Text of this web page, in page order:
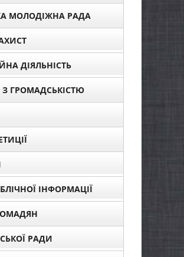
МОЛОДІЖНА РАДА
ДІЯЛЬНІСТЬ
З ГРОМАДСЬКІСТЮ
ІНФОРМАЦІЇ
РАДИ